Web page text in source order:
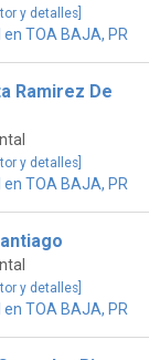
y detalles]
TOA BAJA, PR
Ramirez De
y detalles]
TOA BAJA, PR
y detalles]
TOA BAJA, PR